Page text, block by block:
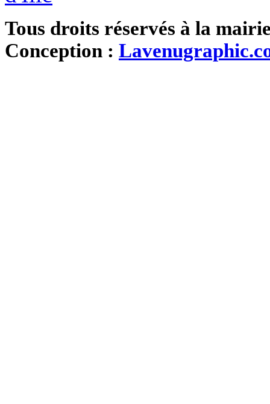
Tous droits réservés à la
Conception :